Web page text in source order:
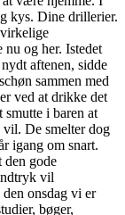
kys. Dine drillerier.
og her. Istedet
aftenen, sidde
sammen med
ved at drikke det
i baren at
vil. De smelter dog
igang om snart.
den gode
vil
onsdag vi er
bøger,